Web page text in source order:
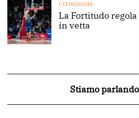
ULTIMISSIME
La Fortitudo
in vetta
Stiamo